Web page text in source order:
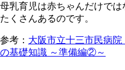
母乳育児は赤ちゃんだけで
たくさんあるのです。
参考： 大阪市立十三市民病
の基礎知識 ～準備編②～